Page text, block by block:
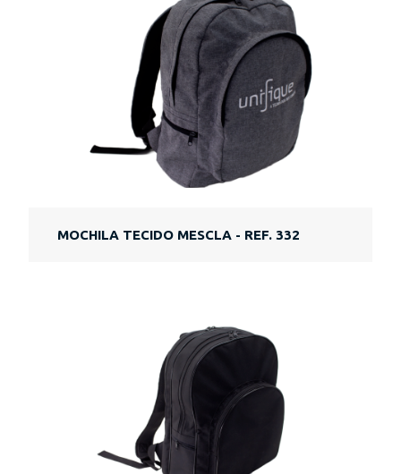
MOCHILA TECIDO MESCLA - REF. 332